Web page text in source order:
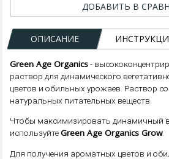
ДОБАВИТЬ В
ОПИСАНИЕ
Green Age Organics-
раствор для динамического
цветов и обильных урожаев. Раствор
натуральных питательных веществ.
Чтобы максимизировать динамичный
используйтеGreen Age Organics Grow.
Для получения ароматных цветов и